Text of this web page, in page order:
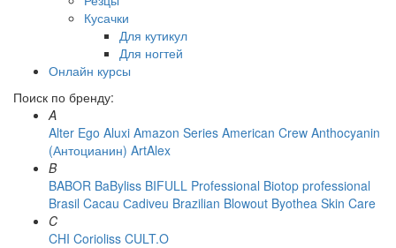
Кусачки
Для кутикул
Для ногтей
Онлайн курсы
Поиск по бренду:
A
Alter Ego Aluxi Amazon Series American Crew Anthocyanin
(Антоцианин) ArtAlex
B
BABOR BaByliss BIFULL Professional Biotop professional
Brasil Cacau Сadiveu Brazilian Blowout Byothea Skin Care
C
CHI Corioliss CULT.O